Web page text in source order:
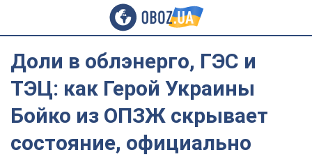
Доли в облэнерго, ГЭС и
ТЭЦ: как Герой Украины
Бойко из ОПЗЖ скрывает
состояние, официально